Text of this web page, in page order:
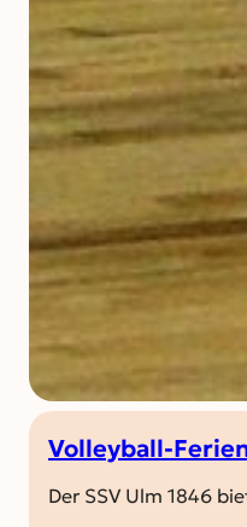
Volleyball-
Der SSV Ulm 1846